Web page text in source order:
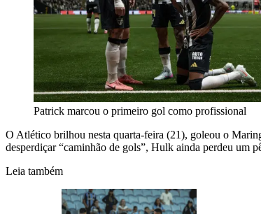
Patrick marcou o primeiro gol como profissional
O Atlético brilhou nesta quarta-feira (21), goleou o
desperdiçar “caminhão de gols”, Hulk ainda perdeu um
Leia também